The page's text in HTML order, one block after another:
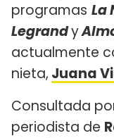
programas La
Legrandy
actualmente
nieta, Juana
Consultada
periodista de